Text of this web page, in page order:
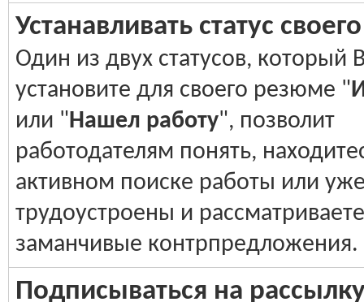
Устанавливать статус
Один из двух статусов, который
установите для своего резюме "
или "Нашел работу", позволит
работодателям понять,
активном поиске работы или
трудоустроены и
заманчивые контрпредложения.
Подписываться на